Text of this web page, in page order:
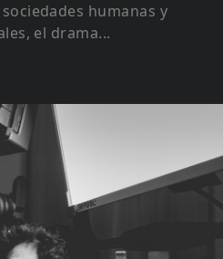
humanas y
el drama...